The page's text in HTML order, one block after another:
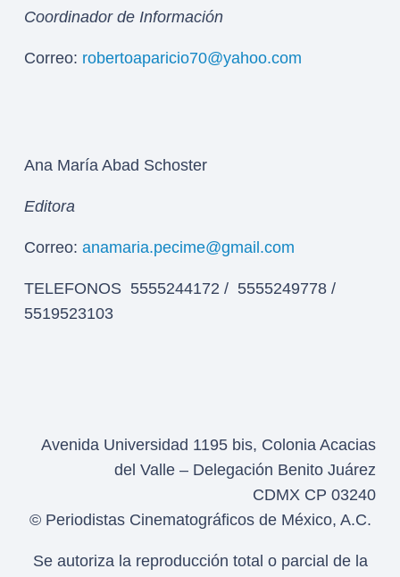
Coordinador de Información
Correo: robertoaparicio70@yahoo.com
Ana María Abad Schoster
Editora
Correo: anamaria.pecime@gmail.com
TELEFONOS 5555244172 / 5555249778 /
5519523103
Avenida Universidad 1195 bis, Colonia Acacias
del Valle – Delegación Benito Juárez
CDMX CP 03240
© Periodistas Cinematográficos de México, A.C.
Se autoriza la reproducción total o parcial de la